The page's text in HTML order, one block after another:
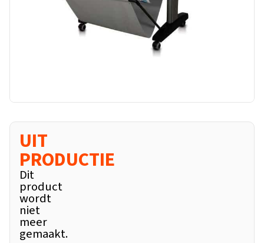
UIT
PRODUCTIE
Dit
product
wordt
niet
meer
gemaakt.